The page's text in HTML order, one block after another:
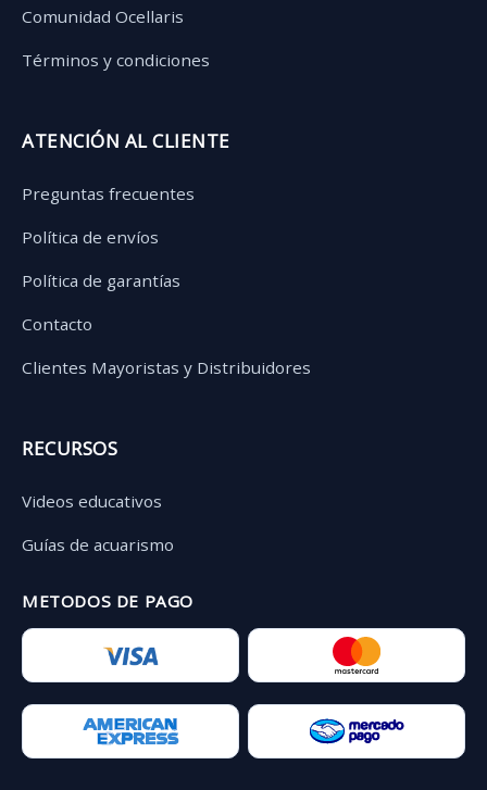
Comunidad Ocellaris
Términos y condiciones
ATENCIÓN AL CLIENTE
Preguntas frecuentes
Política de envíos
Política de garantías
Contacto
Clientes Mayoristas y Distribuidores
RECURSOS
Videos educativos
Guías de acuarismo
METODOS DE PAGO